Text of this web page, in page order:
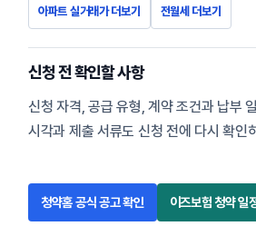
아파트 실거래가 더보기 전월세 더보기
신청 전 확인할 사항
신청 자격, 공급 유형, 계약 조건과 납부
시각과 제출 서류도 신청 전에 다시 확인
청약홈 공식 공고 확인 이즈보험 청약 일